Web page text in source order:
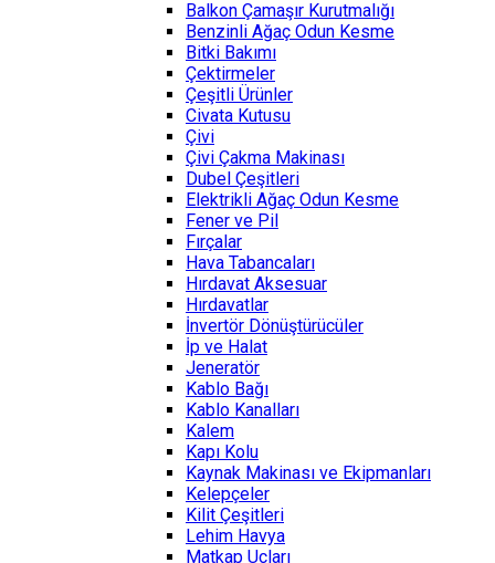
Balkon Çamaşır Kurutmalığı
Benzinli Ağaç Odun Kesme
Bitki Bakımı
Çektirmeler
Çeşitli Ürünler
Civata Kutusu
Çivi
Çivi Çakma Makinası
Dubel Çeşitleri
Elektrikli Ağaç Odun Kesme
Fener ve Pil
Fırçalar
Hava Tabancaları
Hırdavat Aksesuar
Hırdavatlar
İnvertör Dönüştürücüler
İp ve Halat
Jeneratör
Kablo Bağı
Kablo Kanalları
Kalem
Kapı Kolu
Kaynak Makinası ve Ekipmanları
Kelepçeler
Kilit Çeşitleri
Lehim Havya
Matkap Uçları